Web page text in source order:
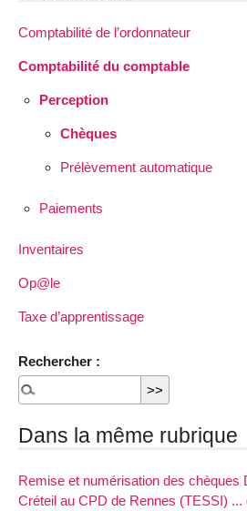
Comptabilité de l’ordonnateur
Comptabilité du comptable
Perception
Chèques
Prélèvement automatique
Paiements
Inventaires
Op@le
Taxe d’apprentissage
Rechercher :
Dans la même rubrique
Remise et numérisation des chèques
Créteil au CPD de Rennes (TESSI) ...